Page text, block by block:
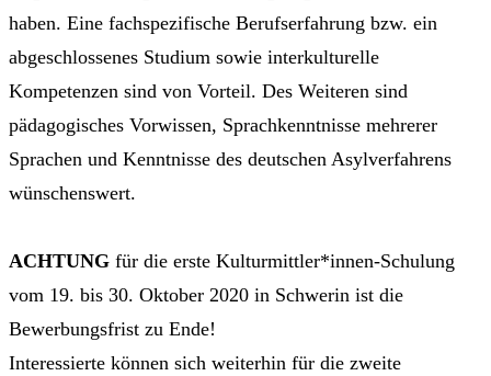
haben. Eine fachspezifische Berufserfahrung bzw. ein
abgeschlossenes Studium sowie interkulturelle
Kompetenzen sind von Vorteil. Des Weiteren sind
pädagogisches Vorwissen, Sprachkenntnisse mehrerer
Sprachen und Kenntnisse des deutschen Asylverfahrens
wünschenswert.
ACHTUNG für die erste Kulturmittler*innen-Schulung
vom 19. bis 30. Oktober 2020 in Schwerin ist die
Bewerbungsfrist zu Ende!
Interessierte können sich weiterhin für die zweite